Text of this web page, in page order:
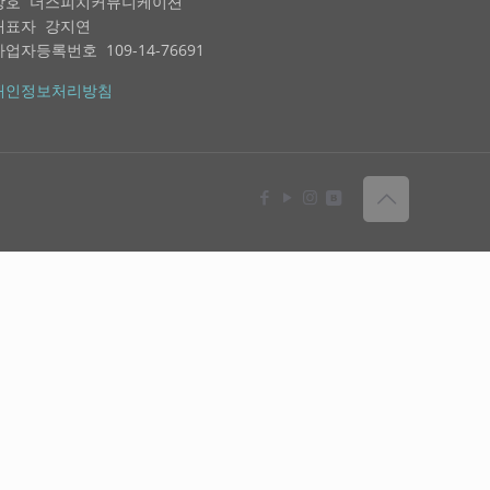
표자 강지연
업자등록번호 109-14-76691
인정보처리방침